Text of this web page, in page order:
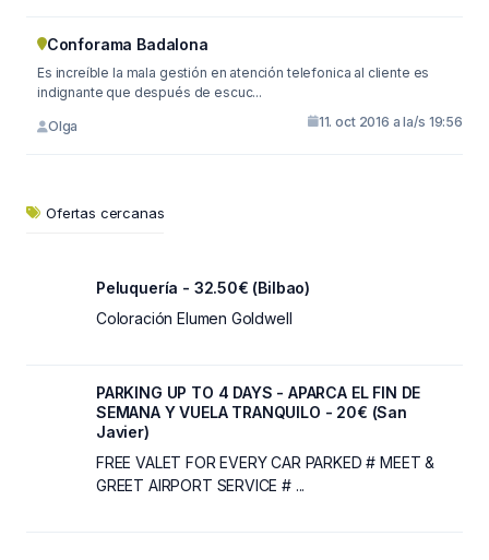
Conforama Badalona
Es increíble la mala gestión en atención telefonica al cliente es
indignante que después de escuc...
Olga 11. oct 2016 a la/s 19:56
Ofertas cercanas
Peluquería - 32.50€ (Bilbao)
Coloración Elumen Goldwell
PARKING UP TO 4 DAYS - APARCA EL FIN DE
SEMANA Y VUELA TRANQUILO - 20€ (San
Javier)
FREE VALET FOR EVERY CAR PARKED # MEET &
GREET AIRPORT SERVICE # ...